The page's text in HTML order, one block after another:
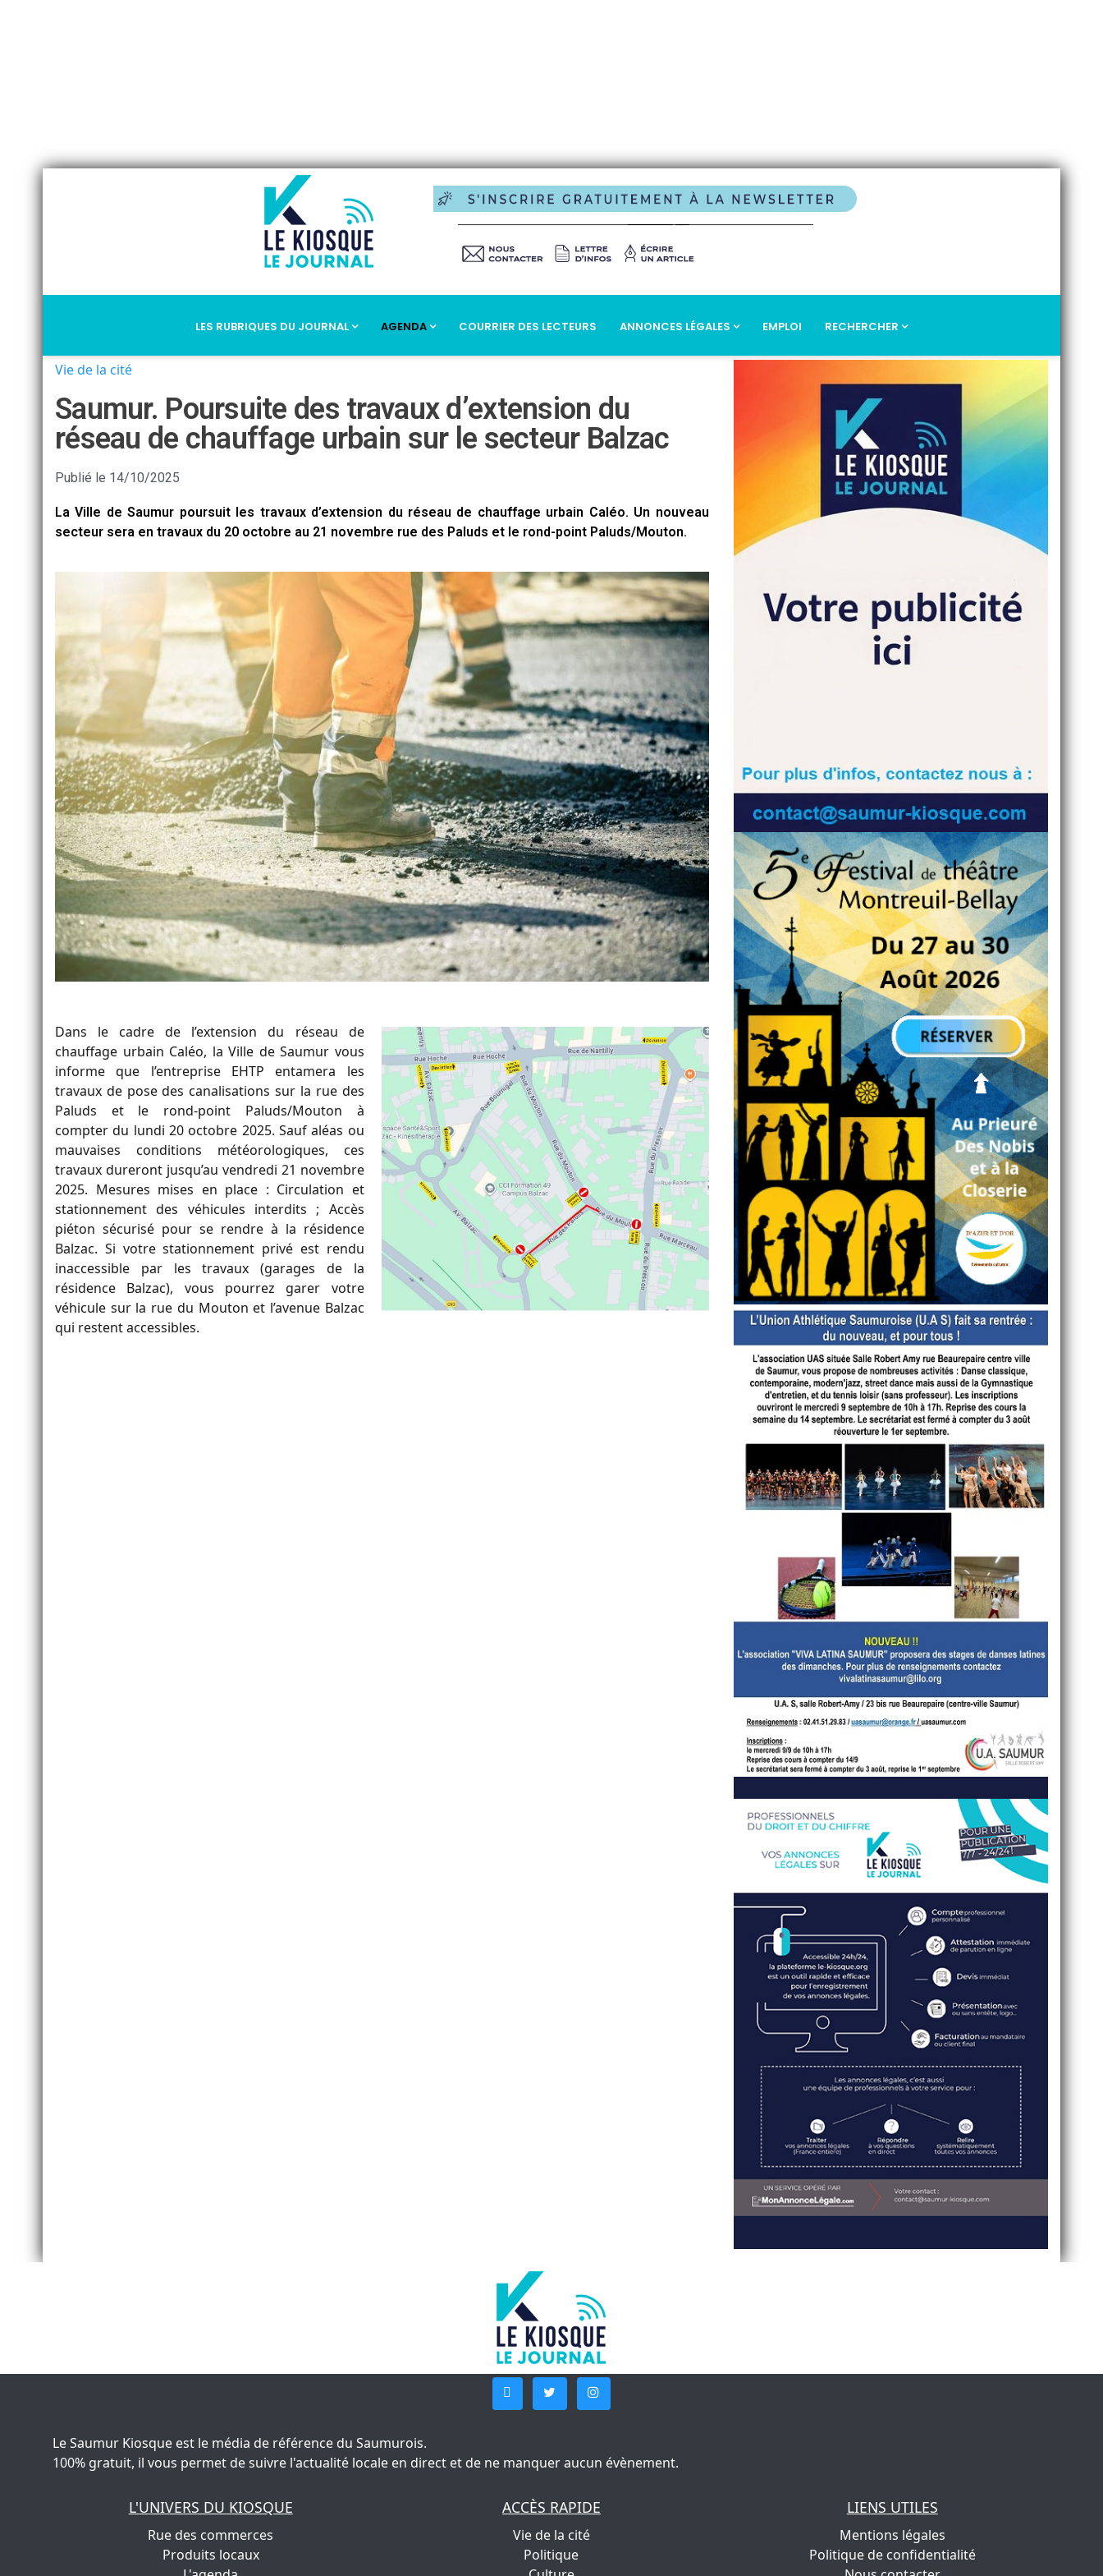
LES RUBRIQUES DU JOURNAL AGENDA COURRIER DES LECTEURS ANNONCES LÉGALES EMPLOI RECHERCHER
Vie de la cité
Saumur. Poursuite des travaux d’extension du
réseau de chauffage urbain sur le secteur Balzac
Publié le 14/10/2025
La Ville de Saumur poursuit les travaux d’extension du réseau de chauffage urbain Caléo. Un nouveau
secteur sera en travaux du 20 octobre au 21 novembre rue des Paluds et le rond-point Paluds/Mouton.
Dans le cadre de l’extension du réseau de
chauffage urbain Caléo, la Ville de Saumur vous
informe que l’entreprise EHTP entamera les
travaux de pose des canalisations sur la rue des
Paluds et le rond-point Paluds/Mouton à
compter du lundi 20 octobre 2025. Sauf aléas ou
mauvaises conditions météorologiques, ces
travaux dureront jusqu’au vendredi 21 novembre
2025. Mesures mises en place : Circulation et
stationnement des véhicules interdits ; Accès
piéton sécurisé pour se rendre à la résidence
Balzac. Si votre stationnement privé est rendu
inaccessible par les travaux (garages de la
résidence Balzac), vous pourrez garer votre
véhicule sur la rue du Mouton et l’avenue Balzac
qui restent accessibles.
Le Saumur Kiosque est le média de référence du Saumurois.
100% gratuit, il vous permet de suivre l'actualité locale en direct et de ne manquer aucun évènement.
L'UNIVERS DU KIOSQUE
Rue des commerces
Produits locaux
ACCÈS RAPIDE
Vie de la cité
Politique
LIENS UTILES
Mentions légales
Politique de confidentialité